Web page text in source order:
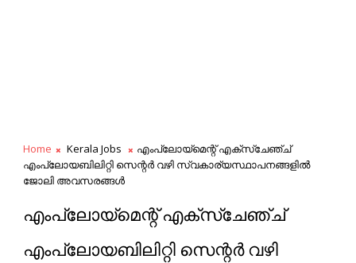
Home Kerala Jobs
എംപ്ലോയ്മെന്റ് എക്സ്ചേഞ്ച്
എംപ്ലോയബിലിറ്റി സെന്റർ വഴി സ്വകാര്യസ്ഥാപനങ്ങളിൽ
ജോലി അവസരങ്ങൾ
എംപ്ലോയ്മെന്റ് എക്സ്ചേഞ്ച്
എംപ്ലോയബിലിറ്റി സെന്റർ വഴി